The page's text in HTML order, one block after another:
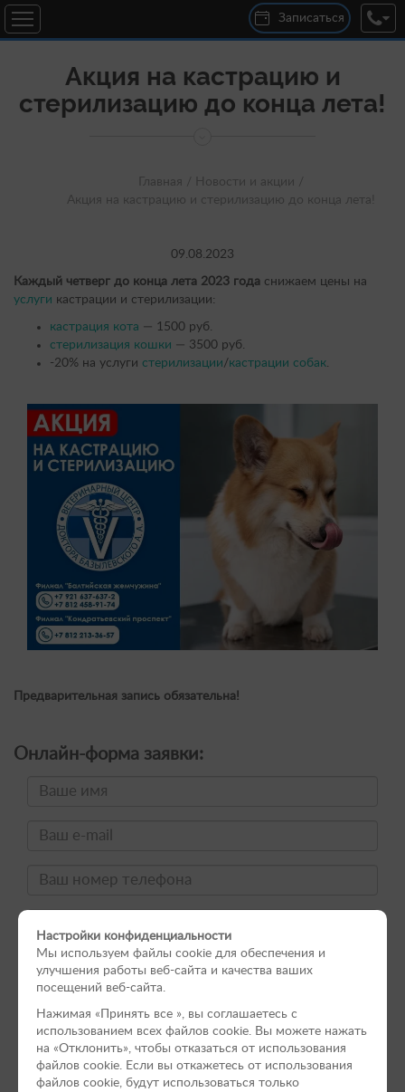
Записаться
Акция на кастрацию и
стерилизацию до конца лета!
Главная /
Новости и акции /
Акция на кастрацию и стерилизацию до конца лета!
09.08.2023
Каждый четверг до конца лета 2023 года снижаем цены на
услуги кастрации и стерилизации:
кастрация кота — 1500 руб.
стерилизация кошки — 3500 руб.
-20% на услуги стерилизации/кастрации собак.
Предварительная запись обязательна!
Онлайн-форма заявки:
Настройки конфиденциальности
Мы используем файлы cookie для обеспечения и
улучшения работы веб-сайта и качества ваших
посещений веб-сайта.
Нажимая «Принять вce », вы соглашаетесь с
использованием всех файлов cookie. Вы можете нажать
на «Отклонить», чтобы отказаться от использования
файлов сookie. Если вы откажетесь от использования
файлов cookie, будут использоваться только